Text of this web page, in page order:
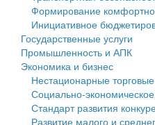
Государственные услуги
Промышленность и АПК
Экономика и бизнес
Символика
Устав
Гостям округа
Туризм
муниципального округа
Администрация Кашинского
Тверской области
Управление сельскими
Финансовое управление
Бюджет для граждан
Имущество
Выявление
Формирование
Инициативное
Государственные услуги
Промышленность и АПК
Экономика и бизнес
Нестационарные
Социально-
Стандарт развития
Развитие малого и